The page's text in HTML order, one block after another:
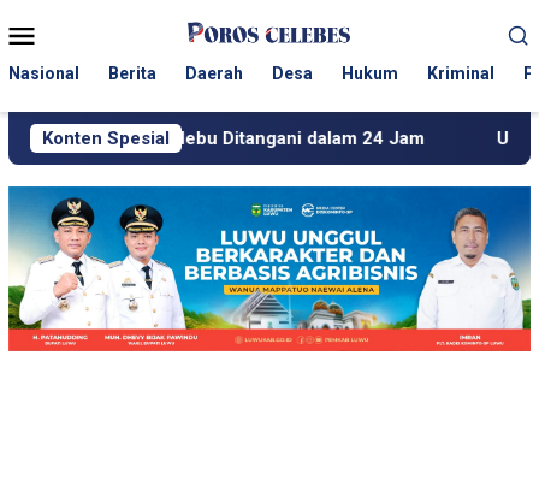
ke
Mobile
Nasional Berita Daerah Desa Hukum Kriminal
Konten Spesial
Ditangani dalam 24 Jam Usai Beritakan